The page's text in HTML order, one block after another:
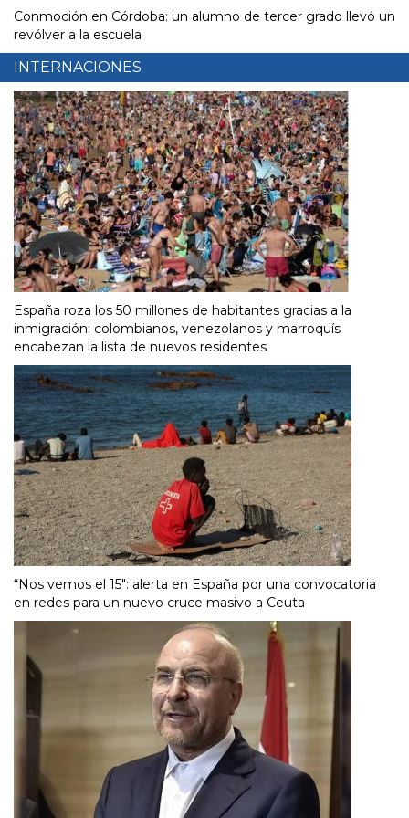
Conmoción en Córdoba: un alumno de tercer grado llevó un
revólver a la escuela
INTERNACIONES
España roza los 50 millones de habitantes gracias a la
inmigración: colombianos, venezolanos y marroquís
encabezan la lista de nuevos residentes
“Nos vemos el 15″: alerta en España por una convocatoria
en redes para un nuevo cruce masivo a Ceuta